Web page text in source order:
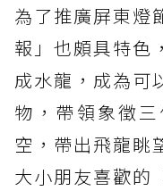
為了推廣屏東燈
報」也頗具特色
成水龍，成為可
物，帶領象徵
空，帶出飛龍眺
大小朋友喜歡的